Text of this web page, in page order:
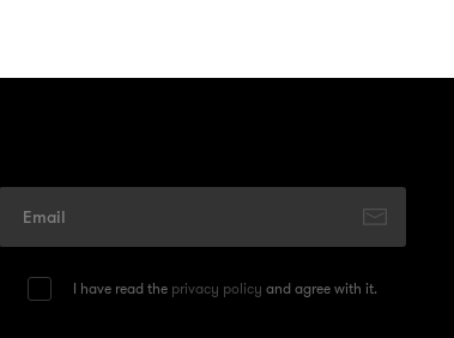
I have read the privacy policy and agree with it.